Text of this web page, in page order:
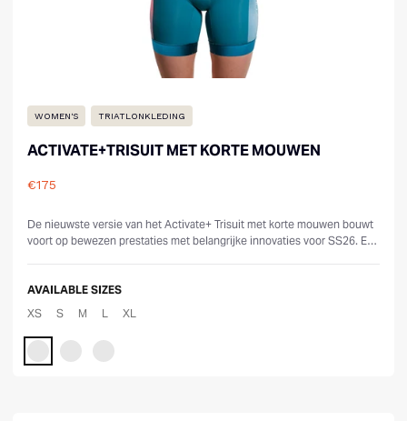
WOMEN'S TRIATLONKLEDING
ACTIVATE+TRISUIT MET KORTE MOUWEN
€175
De nieuwste versie van het Activate+ Trisuit met korte mouwen bouwt
voort op bewezen prestaties met belangrijke innovaties voor SS26. Een
AVAILABLE SIZES
XS
S M L XL